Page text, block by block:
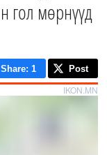
гол мөрнүүд
Share: 1 Post
IKON.MN